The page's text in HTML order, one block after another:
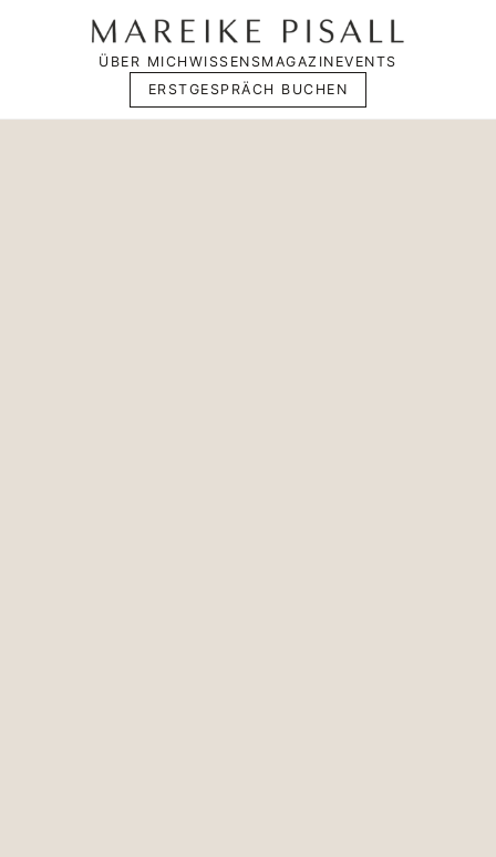
ÜBER MICHWISSENSMAGAZIN EVENTS
ERSTGESPRÄCH BUCHEN